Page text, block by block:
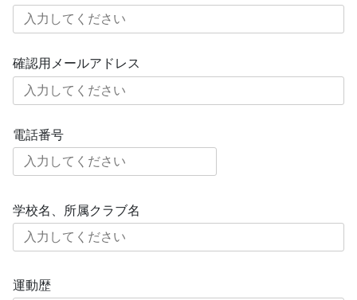
確認用メールアドレス
電話番号
学校名、所属クラブ名
運動歴